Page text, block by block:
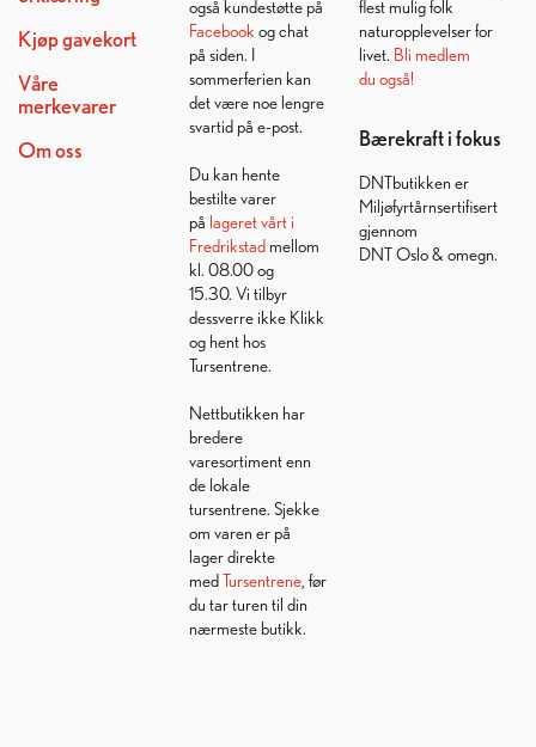
Kjøp gavekort
Våre
merkevarer
Om oss
også kundestøtte på
Facebook og chat
på siden. I
sommerferien kan
det være noe lengre
svartid på e-post.
Du kan hente
bestilte varer
på lageret vårt i
Fredrikstadmellom
kl. 08.00 og
15.30. Vi tilbyr
dessverre ikke Klikk
og hent hos
Tursentrene.
Nettbutikken har
bredere
varesortiment enn
de lokale
tursentrene. Sjekke
om varen er på
lager direkte
medTursentrene, før
du tar turen til din
nærmeste butikk.
flest mulig folk
naturopplevelser for
livet. Bli medlem
du også!
Bærekraft i fokus
DNTbutikken er
Miljøfyrtårnsertifisert
gjennom
DNT Oslo & omegn.